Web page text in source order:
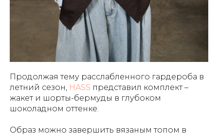
Продолжая тему расслабленного гардероба в
летний сезон, HASS представил комплект –
жакет и шорты-бермуды в глубоком
шоколадном оттенке.
Образ можно завершить вязаным топом в